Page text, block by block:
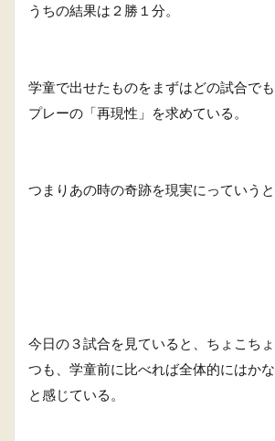
うちの結果は２勝１分。
学童で出せたものをまずはどの試合でも
プレーの「再現性」を求めている。
つまりあの時の奇跡を現実にっていうと
今日の３試合を見ていると、ちょこち
つも、学童前に比べれば全体的にはか
と感じている。